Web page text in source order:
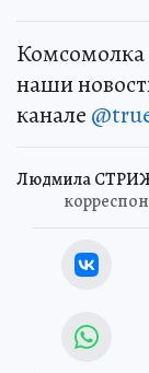
Комсомолка
наши
канале
Людмила